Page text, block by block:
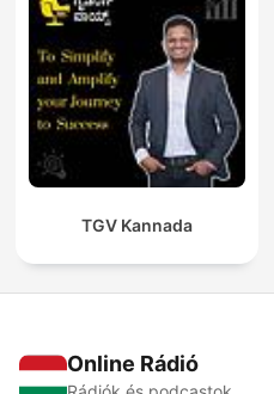
TGV Kannada
Online Rádió